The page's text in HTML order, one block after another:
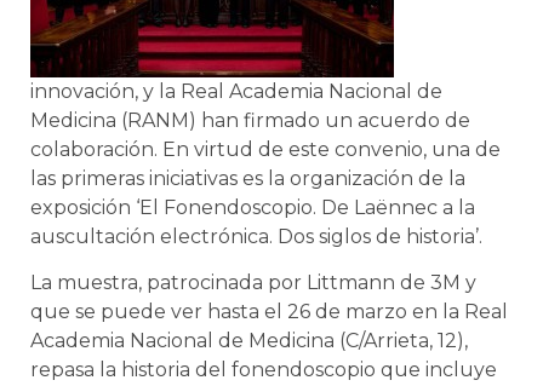
innovación, y la Real Academia Nacional de
Medicina (RANM) han firmado un acuerdo de
colaboración. En virtud de este convenio, una de
las primeras iniciativas es la organización de la
exposición ‘El Fonendoscopio. De Laënnec a la
auscultación electrónica. Dos siglos de historia’.
La muestra, patrocinada por Littmann de 3M y
que se puede ver hasta el 26 de marzo en la Real
Academia Nacional de Medicina (C/Arrieta, 12),
repasa la historia del fonendoscopio que incluye